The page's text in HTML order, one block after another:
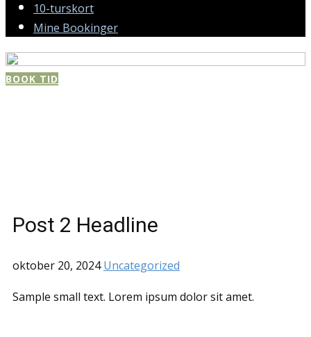
10-turskort
Mine Bookinger
BOOK TID
Post 2 Headline
oktober 20, 2024 Uncategorized
Sample small text. Lorem ipsum dolor sit amet.